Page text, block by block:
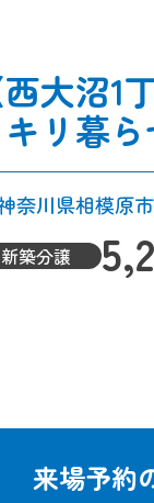
西大沼
キリ暮
奈川県相模原
新築分譲
来場予約